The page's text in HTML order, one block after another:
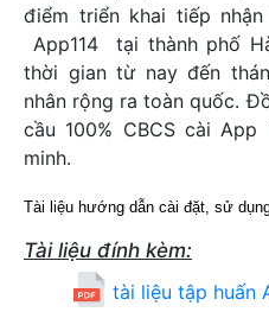
điểm triển khai tiếp
App114 tại thành phố
thời gian từ nay đến
nhân rộng ra toàn quốc.
cầu 100% CBCS cài
minh.
Tài liệu hướng dẫn cài đặt, sử
Tài liệu đính kèm:
tài liệu tập huấn